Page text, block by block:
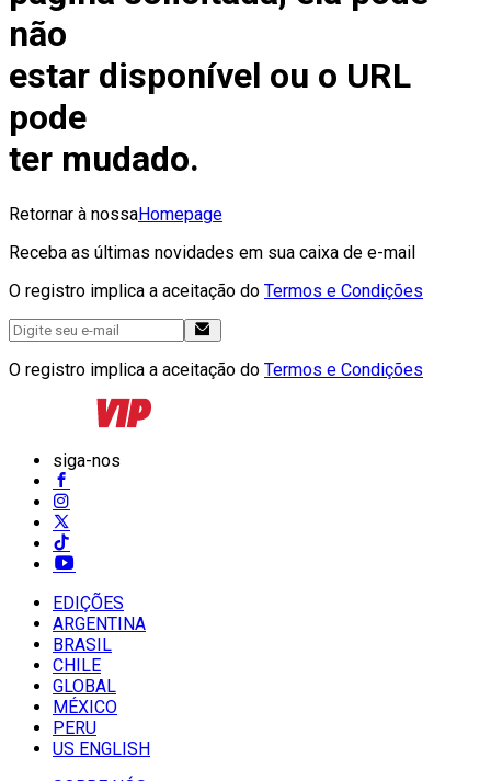
não
estar disponível ou o URL
pode
ter mudado.
Retornar à nossaHomepage
Receba as últimas novidades em sua caixa de e-mail
O registro implica a aceitação do Termos e Condições
O registro implica a aceitação do Termos e Condições
siga-nos
EDIÇÕES
ARGENTINA
BRASIL
CHILE
GLOBAL
MÉXICO
PERU
US ENGLISH